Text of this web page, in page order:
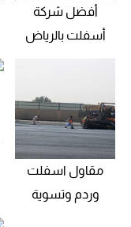
أفضل شركة
أسفلت بالرياض
مقاول اسفلت
وردم وتسوية